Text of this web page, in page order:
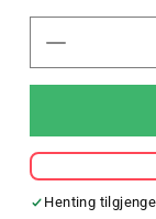
antallet
Henting